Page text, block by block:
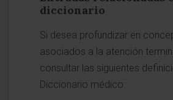
diccionario
Si desea profundizar en
asociados a la atención
consultar las siguientes
Diccionario médico: